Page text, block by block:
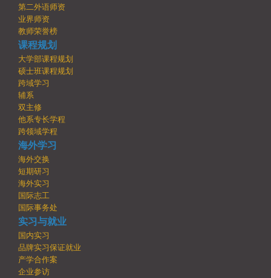
第二外语师资
业界师资
教师荣誉榜
课程规划
大学部课程规划
硕士班课程规划
跨域学习
辅系
双主修
他系专长学程
跨领域学程
海外学习
海外交换
短期研习
海外实习
国际志工
国际事务处
实习与就业
国内实习
品牌实习保证就业
产学合作案
企业参访